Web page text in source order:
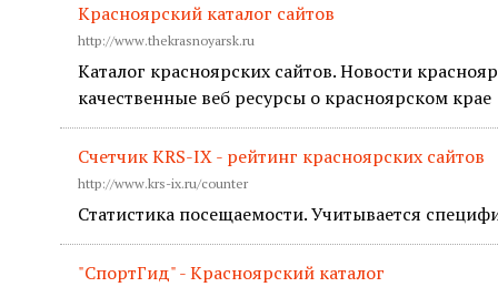
Красноярский каталог сайтов
http://www.thekrasnoyarsk.ru
Каталог красноярских сайтов. Новости
качественные веб ресурсы о красноярском крае
Cчетчик KRS-IX - рейтинг красноярских сайтов
http://www.krs-ix.ru/counter
Cтатистика посещаемости. Учитывается
"СпортГид" - Красноярский каталог